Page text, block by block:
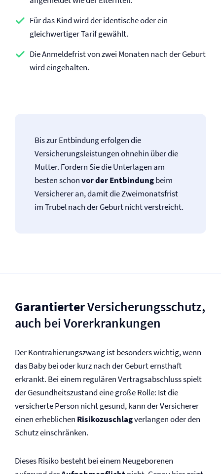
Für das Kind wird der identische oder ein
gleichwertiger Tarif gewählt.
Die Anmeldefrist von zwei Monaten nach der Geburt
wird eingehalten.
Bis zur Entbindung erfolgen die
Versicherungsleistungen ohnehin über die
Mutter. Fordern Sie die Unterlagen am
besten schonvor der Entbindungbeim
Versicherer an, damit die Zweimonatsfrist
im Trubel nach der Geburt nicht verstreicht.
GarantierterVersicherungsschutz,
auch bei Vor­erkrankungen
Der Kontrahierungszwang ist besonders wichtig, wenn
das Baby bei oder kurz nach der Geburt ernsthaft
erkrankt. Bei einem regulären Vertragsabschluss spielt
der Gesundheitszustand eine große Rolle: Ist die
versicherte Person nicht gesund, kann der Versicherer
einen erheblichen Risikozuschlagverlangen oder den
Schutz einschränken.
Dieses Risiko besteht bei einem Neugeborenen